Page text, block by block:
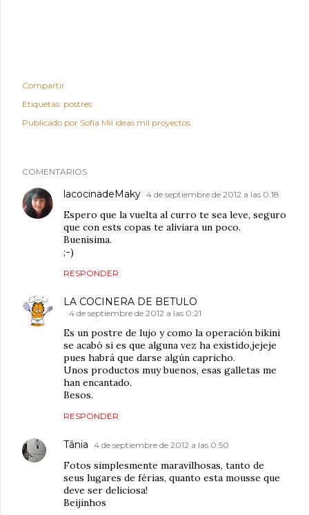
Compartir
Etiquetas: postres
Publicado por Sofía Mil ideas mil proyectos
COMENTARIOS
lacocinadeMaky 4 de septiembre de 2012 a las 0:18
Espero que la vuelta al curro te sea leve, seguro
que con ests copas te aliviara un poco.
Buenisima.
;-)
RESPONDER
LA COCINERA DE BETULO
4 de septiembre de 2012 a las 0:21
Es un postre de lujo y como la operación bikini
se acabó si es que alguna vez ha existido,jejeje
pues habrá que darse algún capricho.
Unos productos muy buenos, esas galletas me
han encantado.
Besos.
RESPONDER
Tânia 4 de septiembre de 2012 a las 0:50
Fotos simplesmente maravilhosas, tanto de
seus lugares de férias, quanto esta mousse que
deve ser deliciosa!
Beijinhos